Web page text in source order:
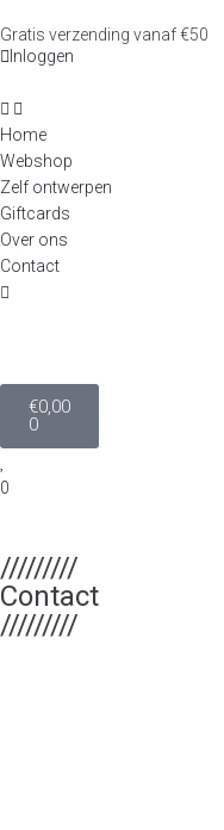
Gratis verzending vanaf €50
Inloggen
Home
Webshop
Zelf ontwerpen
Giftcards
Over ons
Contact
€0,00
0
0
/////////
Contact
/////////